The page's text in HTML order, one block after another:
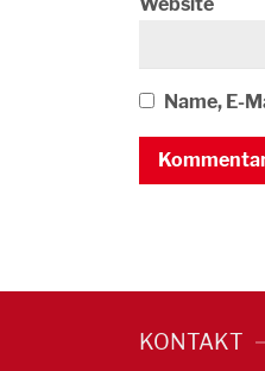
Name, E-
KONTAKT